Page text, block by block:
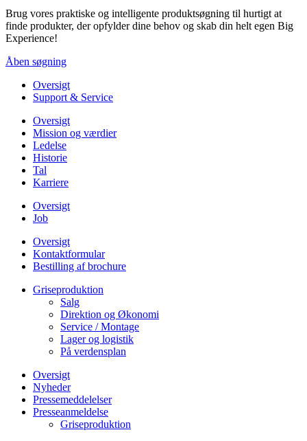
Brug vores praktiske og intelligente produktsøgning til hurtigt at
finde produkter, der opfylder dine behov og skab din helt egen Big
Experience!
Åben søgning
Oversigt
Support & Service
Oversigt
Mission og værdier
Ledelse
Historie
Tal
Karriere
Oversigt
Job
Oversigt
Kontaktformular
Bestilling af brochure
Griseproduktion
Salg
Direktion og Økonomi
Service / Montage
Lager og logistik
På verdensplan
Oversigt
Nyheder
Pressemeddelelser
Presseanmeldelse
Griseproduktion